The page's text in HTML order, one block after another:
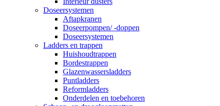
Doseersystemen
Aftapkranen
Doseerpompen/ -doppen
Doseersystemen
Ladders en trappen
Huishoudtrappen
Bordestrappen
Glazenwassersladders
Puntladders
Reformladders
Onderdelen en toebehoren